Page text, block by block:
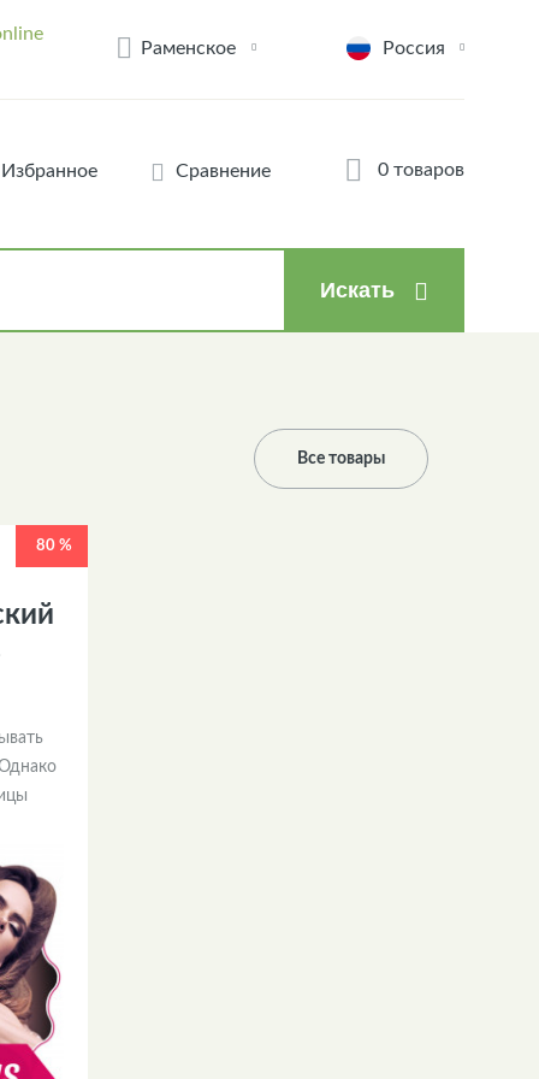
Раменское Россия
Избранное Сравнение 0 товаров
Искать
Все товары
80 %